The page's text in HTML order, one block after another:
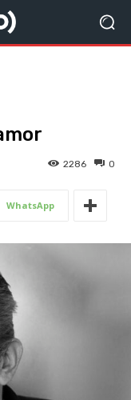
0
2286
WhatsApp